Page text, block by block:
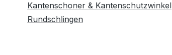
Kantenschoner & Kantenschutzwinkel
Rundschlingen